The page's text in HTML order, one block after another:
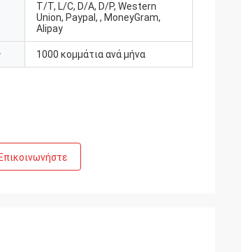
T/T, L/C, D/A, D/P, Western
Union, Paypal, , MoneyGram,
Alipay
1000 κομμάτια ανά μήνα
Επικοινωνήστε